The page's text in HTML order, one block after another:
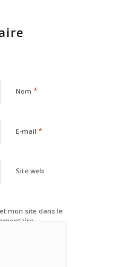
Nom *
E-mail *
Site web
mon site dans le